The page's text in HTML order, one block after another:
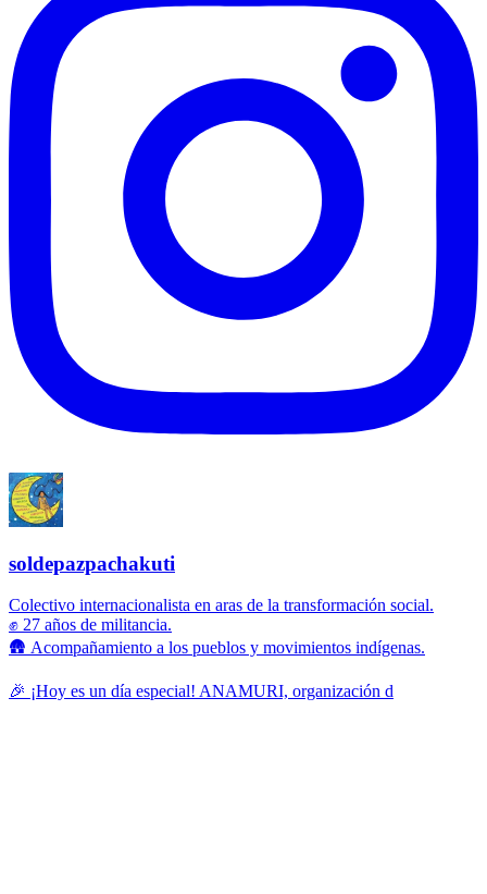
soldepazpachakuti
Colectivo internacionalista en aras de la transformación social.
✊ 27 años de militancia.
🛖 Acompañamiento a los pueblos y movimientos indígenas.
🎉 ¡Hoy es un día especial! ANAMURI, organización d